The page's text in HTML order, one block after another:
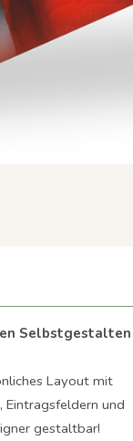
Selbstgestalten
Layout mit
Eintragsfeldern und
gestaltbar!